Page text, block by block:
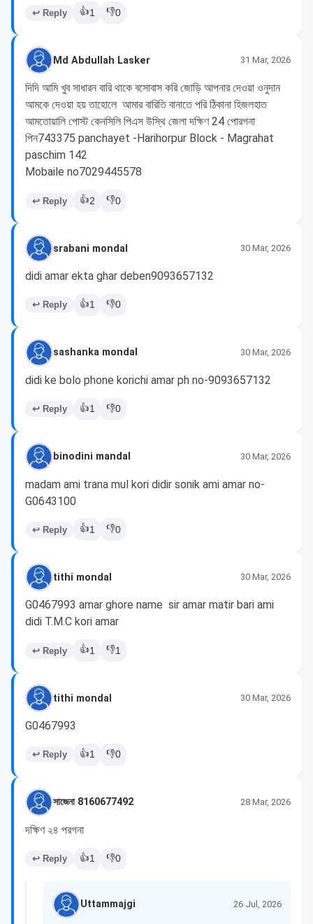
↩ Reply 👍1 👎0
Md Abdullah Lasker 31 Mar, 2026
দিদি আমি খুব সাধারন বারি থাকে বসোবাস করি জোড়ি আপনার দেওয়া ওনুদান
আমকে দেওয়া হয় তাহোলে  আমার বারিতি বানাতে পরি ঠিকানা হিজলহাত
আমতোয়ালি পোস্ট কেনসিলি পিএস উস্থি জেলা দক্ষিণ 24 পোরগনা
পিন743375 panchayet -Harihorpur Block - Magrahat
paschim 142
Mobaile no7029445578
↩ Reply 👍2 👎0
srabani mondal 30 Mar, 2026
didi amar ekta ghar deben9093657132
↩ Reply 👍1 👎0
sashanka mondal 30 Mar, 2026
didi ke bolo phone korichi amar ph no-9093657132
↩ Reply 👍1 👎0
binodini mandal 30 Mar, 2026
madam ami trana mul kori didir sonik ami amar no-
G0643100
↩ Reply 👍1 👎0
tithi mondal 30 Mar, 2026
G0467993 amar ghore name  sir amar matir bari ami
didi T.M.C kori amar
↩ Reply 👍1 👎1
tithi mondal 30 Mar, 2026
G0467993
↩ Reply 👍1 👎0
সাজেনা 8160677492 28 Mar, 2026
দক্ষিণ ২৪ পরগনা
↩ Reply 👍1 👎0
Uttammajgi 26 Jul, 2026